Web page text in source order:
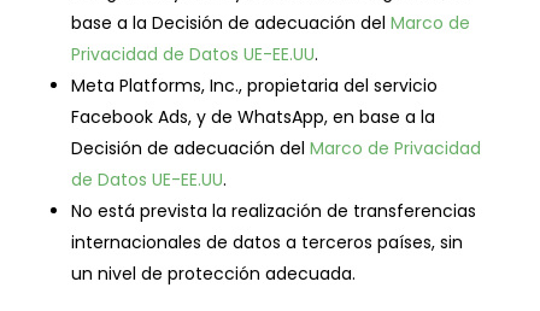
base a la Decisión de adecuación del Marco de
Privacidad de Datos UE-EE.UU.
Meta Platforms, Inc., propietaria del servicio
Facebook Ads, y de WhatsApp, en base a la
Decisión de adecuación del Marco de Privacidad
de Datos UE-EE.UU.
No está prevista la realización de transferencias
internacionales de datos a terceros países, sin
un nivel de protección adecuada.